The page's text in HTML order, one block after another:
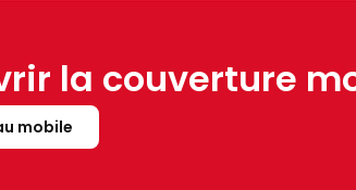
la couverture
mobile